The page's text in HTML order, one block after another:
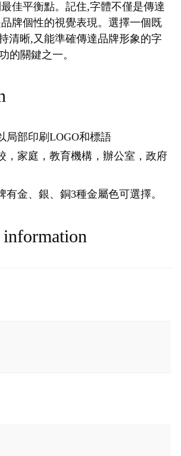
佳平衡點。記住,字體不僅是傳達
牌個性的視覺表現。選擇一個既
清晰,又能準確傳達品牌形象的字
的關鍵之一。
局部印刷LOGO和標語
，家庭，教育機構，辦公室，政府
有金、銀、銅3種金屬色可選擇。